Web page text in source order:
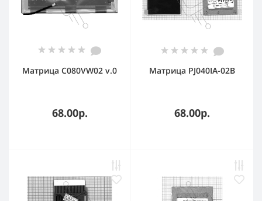
Матрица C080VW02 v.0
68.00р.
Матрица PJ040IA-02B
68.00р.